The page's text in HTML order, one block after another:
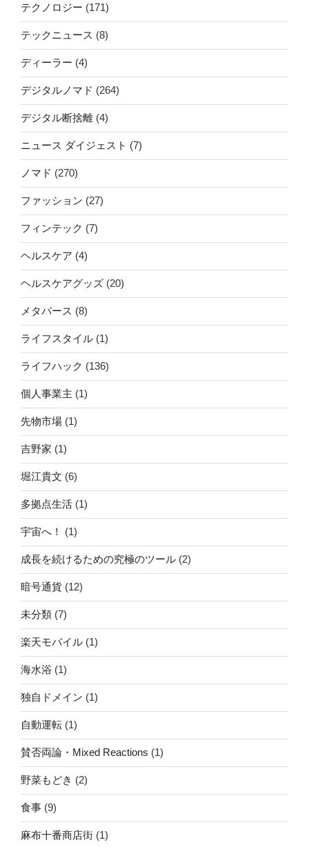
テクノロジー (171)
テックニュース (8)
ディーラー (4)
デジタルノマド (264)
デジタル断捨離 (4)
ニュース ダイジェスト (7)
ノマド (270)
ファッション (27)
フィンテック (7)
ヘルスケア (4)
ヘルスケアグッズ (20)
メタバース (8)
ライフスタイル (1)
ライフハック (136)
個人事業主 (1)
先物市場 (1)
吉野家 (1)
堀江貴文 (6)
多拠点生活 (1)
宇宙へ！ (1)
成長を続けるための究極のツール (2)
暗号通貨 (12)
未分類 (7)
楽天モバイル (1)
海水浴 (1)
独自ドメイン (1)
自動運転 (1)
賛否両論・Mixed Reactions (1)
野菜もどき (2)
食事 (9)
麻布十番商店街 (1)